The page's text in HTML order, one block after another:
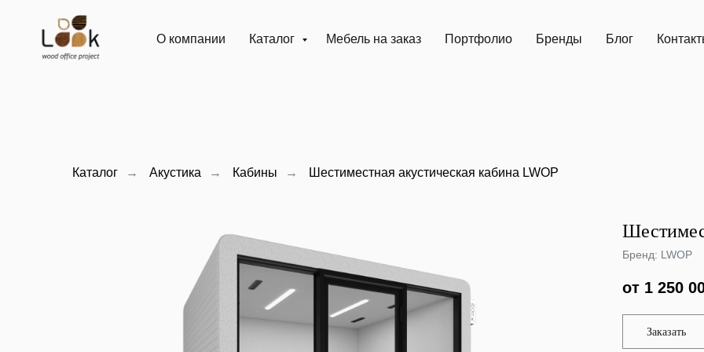
О компании Каталог Мебель на заказ Портфолио Бренды Блог
Каталог → Акустика → Кабины → Шестиместная акустическая кабина LWOP
Бренд: LWOP
от 1 250
Заказать